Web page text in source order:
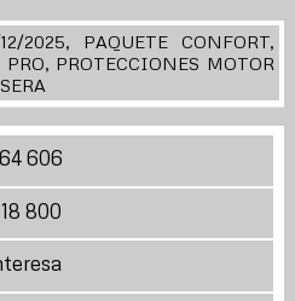
2025, PAQUETE CONFORT,
PROTECCIONES MOTOR
606
800